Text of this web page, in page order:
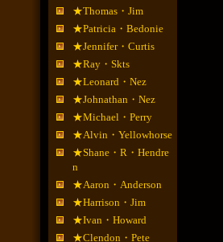
★Thomas・Jim
★Patricia・Bedonie
★Jennifer・Curtis
★Ray・Skts
★Leonard・Nez
★Johnathan・Nez
★Michael・Perry
★Alvin・Yellowhorse
★Shane・R・Hendre
n
★Aaron・Anderson
★Harrison・Jim
★Ivan・Howard
★Clendon・Pete